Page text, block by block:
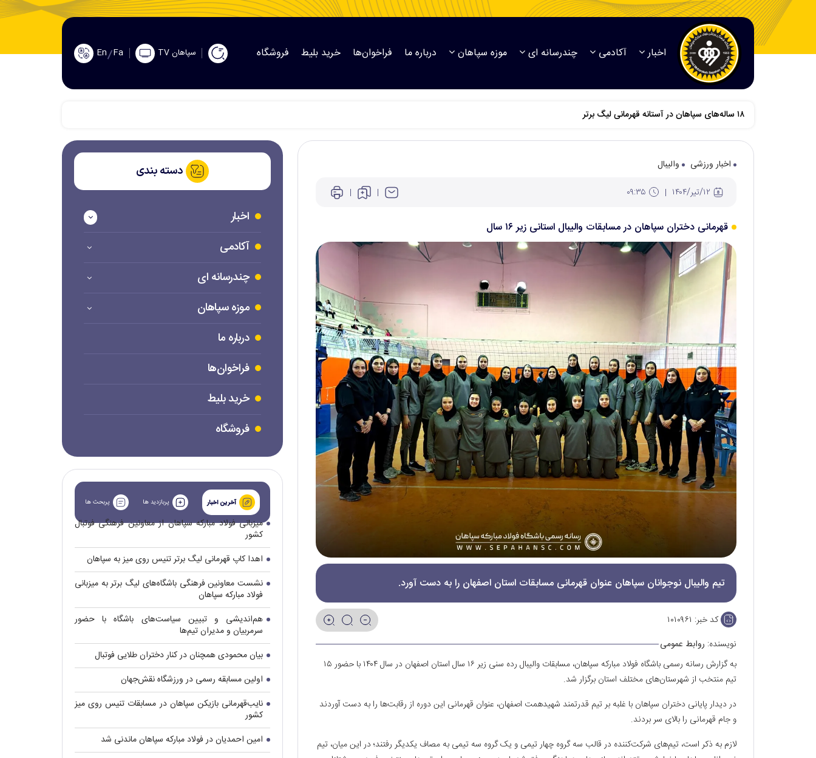
اخبار آکادمی چندرسانه ای موزه سپاهان درباره ما فراخوان‌ها خرید بلیط فروشگاه سپاهان TV Fa
En
اخبار ورزشی
والیبال
قهرمانی دختران سپاهان در مسابقات والیبال استانی زیر ۱۶ سال
تیم والیبال نوجوانان سپاهان عنوان قهرمانی مسابقات استان اصفهان را به دست آورد‌.
کد خبر: ۱۰۱۰۹۶۱
نویسنده: روابط عمومی
به گزارش رسانه رسمی باشگاه فولاد مبارکه سپاهان، مسابقات والیبال رده سنی زیر ۱۶ سال استان اصفهان در سال ۱۴۰۴ با حضور ۱۵
تیم منتخب از شهرستان‌های مختلف استان برگزار شد.
در دیدار پایانی دختران سپاهان با غلبه بر تیم قدرتمند شهیدهمت اصفهان، عنوان قهرمانی این دوره از رقابت‌ها را به دست آوردند
و جام قهرمانی را بالای سر بردند.
لازم به ذکر است، تیم‌های شرکت‌کننده در قالب سه گروه چهار تیمی و یک گروه سه تیمی به مصاف یکدیگر رفتند؛ در این میان، تیم
دسته بندی
اخبار
آکادمی
چندرسانه ای
موزه سپاهان
درباره ما
فراخوان‌ها
خرید بلیط
فروشگاه
آخرین اخبار پربازدید ها پربحث ها
میزبانی فولاد مبارکه سپاهان از معاونین فرهنگی فوتبال
کشور
اهدا کاپ قهرمانی لیگ برتر تنیس روی میز به سپاهان
نشست معاونین فرهنگی باشگاه‌های لیگ برتر به میزبانی
فولاد مبارکه سپاهان
هم‌اندیشی و تبیین سیاست‌های باشگاه با حضور
سرمربیان و مدیران تیم‌ها
بیان محمودی همچنان در کنار دختران طلایی فوتبال
اولین مسابقه رسمی در ورزشگاه نقش‌جهان
نایب‌قهرمانی بازیکن سپاهان در مسابقات تنیس روی میز
کشور
امین احمدیان در فولاد مبارکه سپاهان ماندنی شد